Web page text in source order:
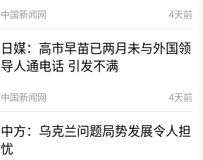
中国新闻网 4天前
日媒：高市早苗已两月未与外国领
导人通电话 引发不满
中国新闻网 4天前
中方：乌克兰问题局势发展令人担
忧